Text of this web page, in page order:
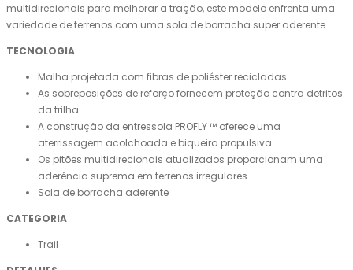
multidirecionais para melhorar a tração, este modelo enfrenta uma
variedade de terrenos com uma sola de borracha super aderente.
TECNOLOGIA
Malha projetada com fibras de poliéster recicladas
As sobreposições de reforço fornecem proteção contra detritos
da trilha
A construção da entressola PROFLY ™ oferece uma
aterrissagem acolchoada e biqueira propulsiva
Os pitões multidirecionais atualizados proporcionam uma
aderência suprema em terrenos irregulares
Sola de borracha aderente
CATEGORIA
Trail